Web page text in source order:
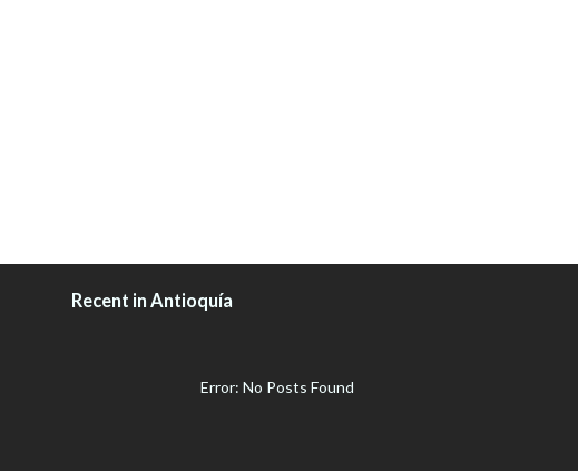
Recent in Antioquía
Error: No Posts Found